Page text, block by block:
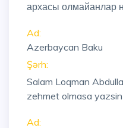
архасы олмайанлар
Ad:
Azerbaycan Baku
Şərh:
Salam Loqman
zehmet olmasa yazsin
Ad: